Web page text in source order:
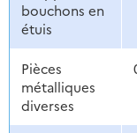
bouchons en
étuis
Pièces
métalliques
diverses